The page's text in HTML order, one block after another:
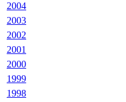
2004
2003
2002
2001
2000
1999
1998